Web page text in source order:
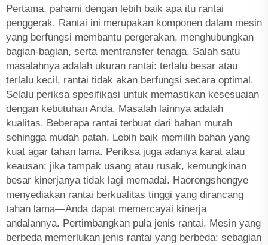
Pertama, pahami dengan lebih baik apa itu rantai
penggerak. Rantai ini merupakan komponen dalam mesin
yang berfungsi membantu pergerakan, menghubungkan
bagian-bagian, serta mentransfer tenaga. Salah satu
masalahnya adalah ukuran rantai: terlalu besar atau
terlalu kecil, rantai tidak akan berfungsi secara optimal.
Selalu periksa spesifikasi untuk memastikan kesesuaian
dengan kebutuhan Anda. Masalah lainnya adalah
kualitas. Beberapa rantai terbuat dari bahan murah
sehingga mudah patah. Lebih baik memilih bahan yang
kuat agar tahan lama. Periksa juga adanya karat atau
keausan; jika tampak usang atau rusak, kemungkinan
besar kinerjanya tidak lagi memadai. Haorongshengye
menyediakan rantai berkualitas tinggi yang dirancang
tahan lama—Anda dapat memercayai kinerja
andalannya. Pertimbangkan pula jenis rantai. Mesin yang
berbeda memerlukan jenis rantai yang berbeda: sebagian